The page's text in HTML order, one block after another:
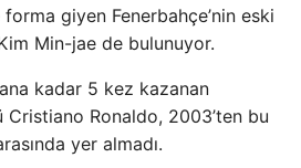
giyen Fenerbahçe’nin eski
Min-jae de bulunuyor.
kadar 5 kez kazanan
Cristiano Ronaldo, 2003’ten bu
yer almadı.